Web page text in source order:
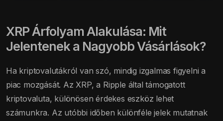
XRP Árfolyam Alakulása: Mit
Jelentenek a Nagyobb Vásárlások?
Ha kriptovalutákról van szó, mindig izgalmas figyelni a
piac mozgását. Az XRP, a Ripple által támogatott
kriptovaluta, különösen érdekes eszköz lehet
számunkra. Az utóbbi időben különféle jelek mutatnak